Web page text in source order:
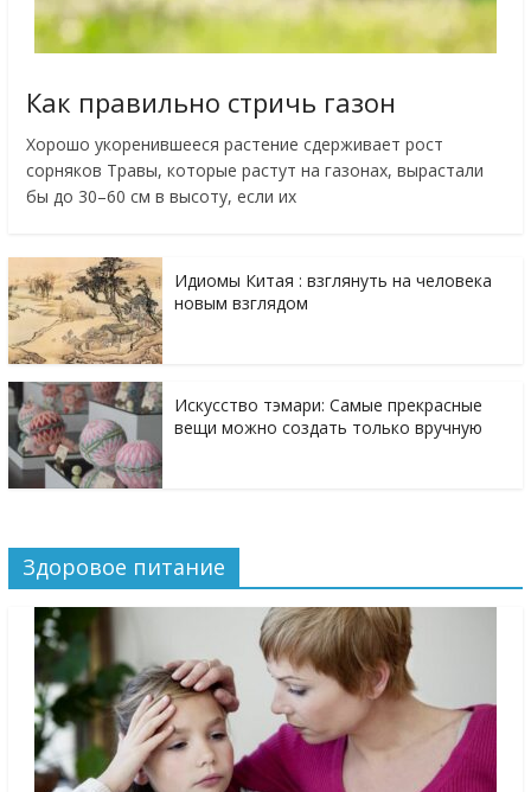
Как правильно стричь газон
Хорошо укоренившееся растение сдерживает рост
сорняков Травы, которые растут на газонах, вырастали
бы до 30–60 см в высоту, если их
Идиомы Китая : взглянуть на человека
новым взглядом
Искусство тэмари: Самые прекрасные
вещи можно создать только вручную
Здоровое питание